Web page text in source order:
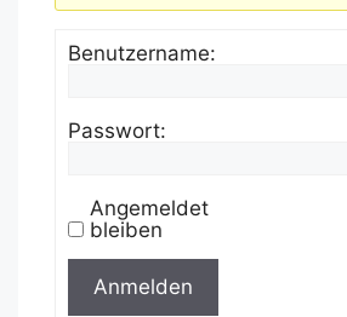
Benutzername:
Passwort:
Angemeldet
bleiben
Anmelden